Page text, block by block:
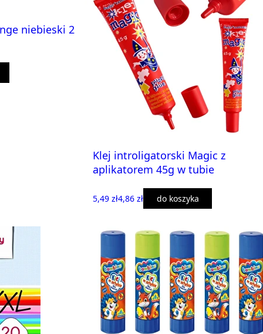
niebieski 2
Klej introligatorski Magic z
aplikatorem 45g w tubie
5,49 zł4,86 zł do koszyka